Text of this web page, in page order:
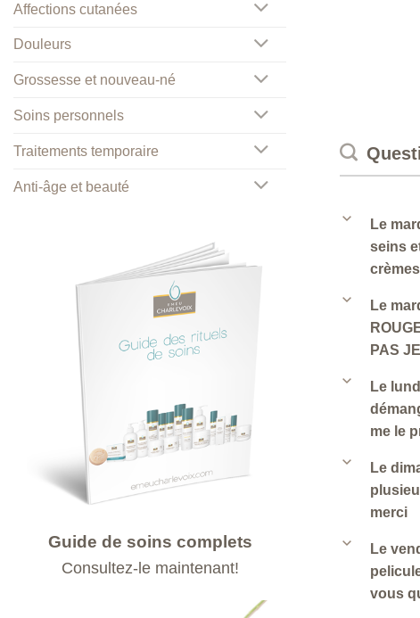
Affections cutanées
Douleurs
Grossesse et nouveau-né
Soins personnels
Traitements temporaire
Anti-âge et beauté
Guide de soins complets
Consultez-le maintenant!
b
Le
seins
b
Le
PAS
b
Le
me le
b
Le
merci
b
Le
vous